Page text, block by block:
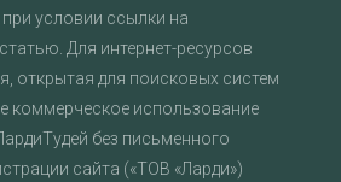
условии ссылки на
Для интернет-ресурсов
открытая для поисковых систем
коммерческое использование
без письменного
сайта («ТОВ «Ларди»)